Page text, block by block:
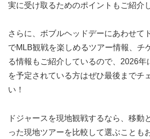
実に受け取るためのポイントもご紹介
さらに、ボブルヘッドデーにあわせて
でMLB観戦を楽しめるツアー情報、チ
る情報もご紹介しているので、2026年
を予定されている方はぜひ最後までチ
い！
ドジャースを現地観戦するなら、移動
った現地ツアーを比較して選ぶことも